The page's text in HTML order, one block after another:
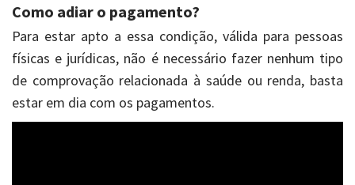
Como adiar o pagamento?
Para estar apto a essa condição, válida para pessoas
físicas e jurídicas, não é necessário fazer nenhum tipo
de comprovação relacionada à saúde ou renda, basta
estar em dia com os pagamentos.